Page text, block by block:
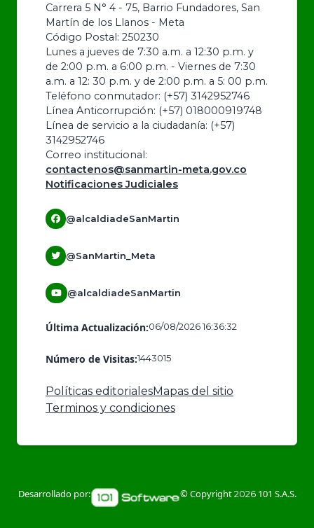
Carrera 5 N° 4 - 75, Barrio Fundadores, San
Martín de los Llanos - Meta
Código Postal: 250230
Lunes a jueves de 7:30 a.m. a 12:30 p.m. y
de 2:00 p.m. a 6:00 p.m. - Viernes de 7:30
a.m. a 12: 30 p.m. y de 2:00 p.m. a 5: 00 p.m.
Teléfono conmutador: (+57) 3142952746
Línea Anticorrupción: (+57) 018000919748
Línea de servicio a la ciudadanía: (+57)
3142952746
Correo institucional:
contactenos@sanmartin-meta.gov.co
Notificaciones Judiciales
@alcaldiadeSanMartin
@SanMartin_Meta
@alcaldiadeSanMartin
Última Actualización:06/08/2026 16:36:32
Número de Visitas:1443015
Políticas editorialesMapas del sitio
Terminos y condiciones
Desarrollado por: © Copyright2026101 S.A.S.